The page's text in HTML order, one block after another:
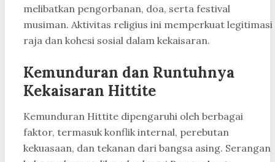
melibatkan pengorbanan, doa, serta festival
musiman. Aktivitas religius ini memperkuat legitimasi
raja dan kohesi sosial dalam kekaisaran.
Kemunduran dan Runtuhnya
Kekaisaran Hittite
Kemunduran Hittite dipengaruhi oleh berbagai
faktor, termasuk konflik internal, perebutan
kekuasaan, dan tekanan dari bangsa asing. Serangan